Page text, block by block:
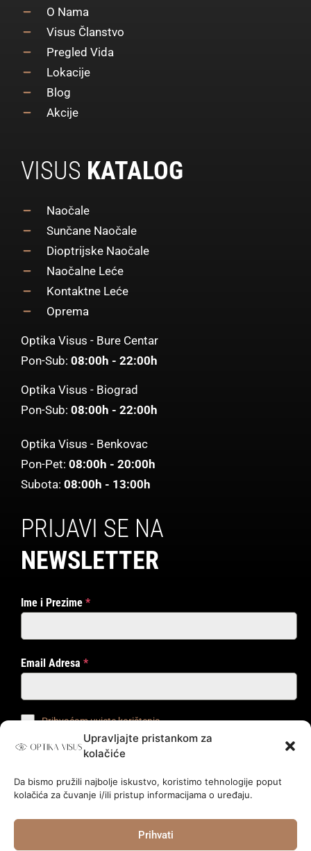
Upravljajte pristankom za
kolačiće
Da bismo pružili najbolje iskustvo, koristimo tehnologije poput
kolačića za čuvanje i/ili pristup informacijama o uređaju.
Prihvati
O Nama
Visus Članstvo
Pregled Vida
Lokacije
Blog
Akcije
VISUS KATALOG
Naočale
Sunčane Naočale
Dioptrijske Naočale
Naočalne Leće
Kontaktne Leće
Oprema
Optika Visus - Bure Centar
Pon-Sub: 08:00h - 22:00h
Optika Visus - Biograd
Pon-Sub: 08:00h - 22:00h
Optika Visus - Benkovac
Pon-Pet: 08:00h - 20:00h
Subota: 08:00h - 13:00h
PRIJAVI SE NA
NEWSLETTER
Ime i Prezime *
Email Adresa *
Prihvaćam uvjete korištenja